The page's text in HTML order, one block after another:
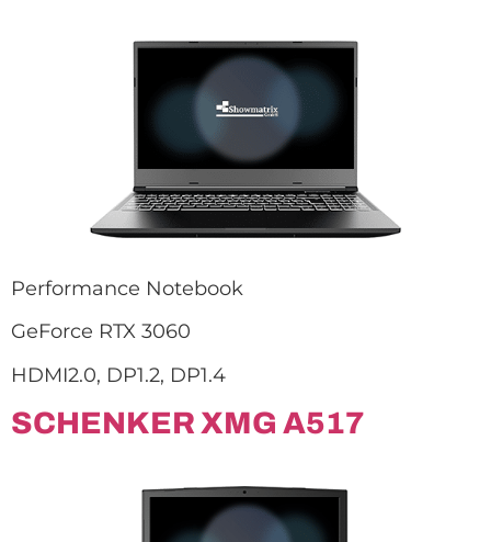
Performance Notebook
GeForce RTX 3060
HDMI2.0, DP1.2, DP1.4
SCHENKER XMG A517